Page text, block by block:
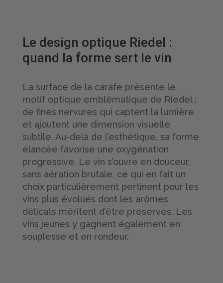
Le design optique Riedel :
quand la forme sert le vin
La surface de la carafe présente le
motif optique emblématique de Riedel :
de fines nervures qui captent la lumière
et ajoutent une dimension visuelle
subtile. Au-delà de l’esthétique, sa forme
élancée favorise une oxygénation
progressive. Le vin s’ouvre en douceur,
sans aération brutale, ce qui en fait un
choix particulièrement pertinent pour les
vins plus évolués dont les arômes
délicats méritent d’être préservés. Les
vins jeunes y gagnent également en
souplesse et en rondeur.